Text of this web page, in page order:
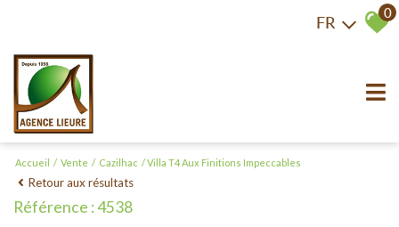
FR 0
Accueil Vente Cazilhac Villa T4 Aux Finitions Impeccables
Retour aux résultats
Référence : 4538